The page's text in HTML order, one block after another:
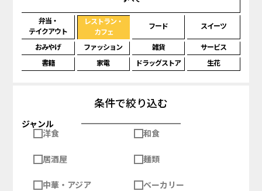
弁当・
テイクアウト
レストラン・
カフェ
フード スイーツ
おみやげ ファッション 雑貨
サービス
書籍
家電 ドラッグストア 生花
条件で絞り込む
ジャンル
洋食
和食
居酒屋 麺類
中華・アジア ベーカリー